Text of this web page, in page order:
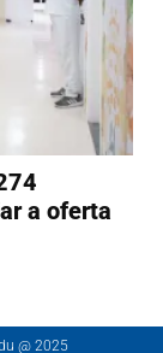
a oferta
@ 2025